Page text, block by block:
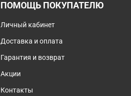
ПОМОЩЬ ПОКУПАТЕЛЮ
Личный кабинет
Доставка и оплата
Гарантия и возврат
Акции
Контакты